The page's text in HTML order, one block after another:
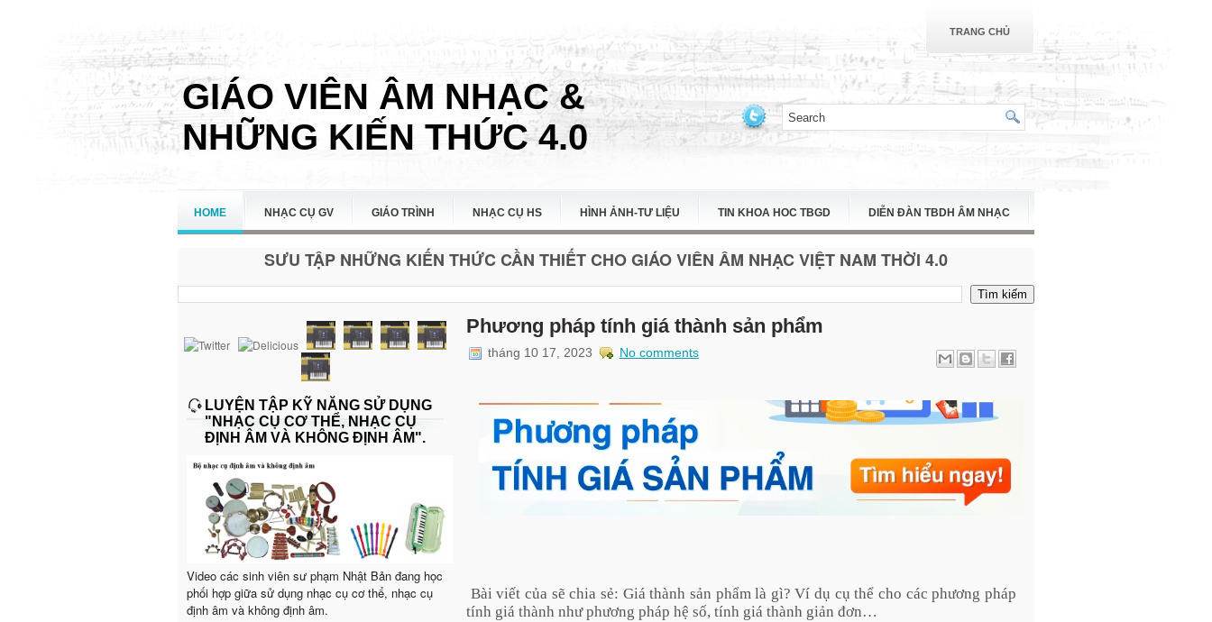
TRANG CHỦ
GIÁO VIÊN ÂM NHẠC &
NHỮNG KIẾN THỨC 4.0
HOME NHẠC CỤ GV GIÁO TRÌNH NHẠC CỤ HS HÌNH ẢNH-TƯ LIỆU TIN KHOA HOC TBGD DIỄN ĐÀN TBDH ÂM NHẠC
SƯU TẬP NHỮNG KIẾN THỨC CẦN THIẾT CHO GIÁO VIÊN ÂM NHẠC VIỆT NAM THỜI 4.0
LUYỆN TẬP KỸ NĂNG SỬ DỤNG
"NHẠC CỤ CƠ THỂ, NHẠC CỤ
ĐỊNH ÂM VÀ KHÔNG ĐỊNH ÂM".
Video các sinh viên sư phạm Nhật Bản đang học
phối hợp giữa sử dụng nhạc cụ cơ thể, nhạc cụ
định âm và không định âm.
Phương pháp tính giá thành sản phẩm
tháng 10 17, 2023 No comments
Bài viết của sẽ chia sẻ: Giá thành sản phẩm là gì? Ví dụ cụ thể cho các phương pháp
tính giá thành như phương pháp hệ số, tính giá thành giản đơn…